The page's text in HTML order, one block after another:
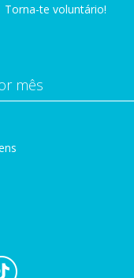
Torna-te voluntário!
mês